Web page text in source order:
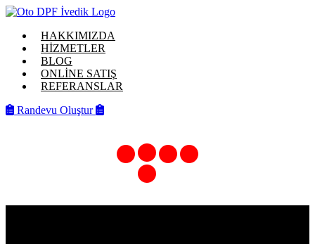
HAKKIMIZDA
HİZMETLER
BLOG
ONLİNE SATIŞ
REFERANSLAR
Randevu Oluştur